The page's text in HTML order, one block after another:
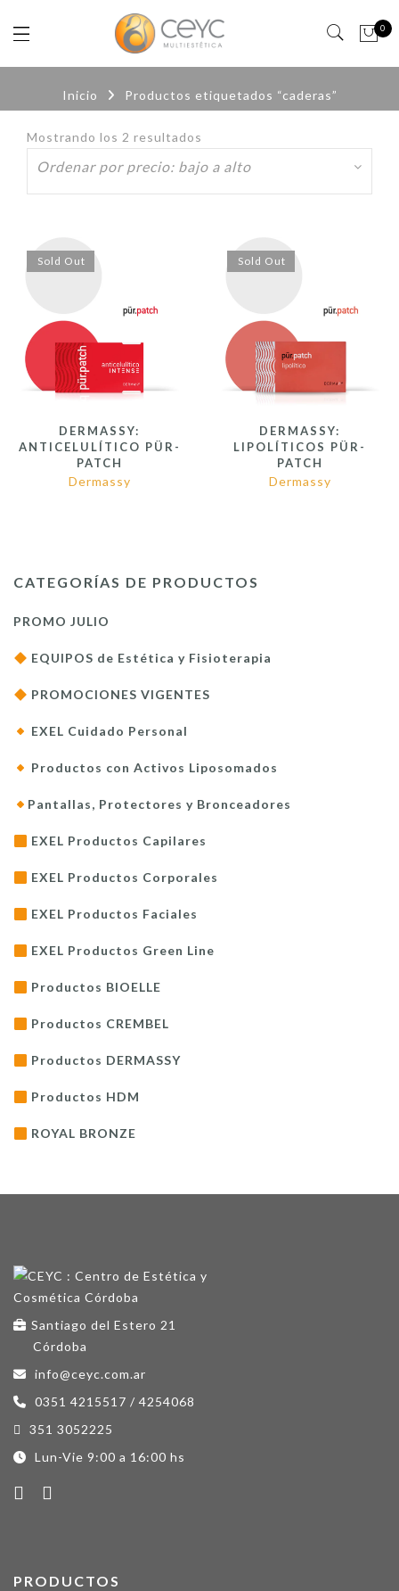
0
Inicio Productos etiquetados “caderas”
Mostrando los 2 resultados
Ordenado
por
precio:
Sold Out
DERMASSY:
ANTICELULÍTICO PÜR-
PATCH
Dermassy
Sold Out
DERMASSY:
LIPOLÍTICOS PÜR-
PATCH
Dermassy
CATEGORÍAS DE PRODUCTOS
PROMO JULIO
EQUIPOS de Estética y Fisioterapia
PROMOCIONES VIGENTES
EXEL Cuidado Personal
Productos con Activos Liposomados
Pantallas, Protectores y Bronceadores
EXEL Productos Capilares
EXEL Productos Corporales
EXEL Productos Faciales
EXEL Productos Green Line
Productos BIOELLE
Productos CREMBEL
Productos DERMASSY
Productos HDM
ROYAL BRONZE
Santiago del Estero 21
Córdoba
info@ceyc.com.ar
0351 4215517 / 4254068
351 3052225
Lun-Vie 9:00 a 16:00 hs
PRODUCTOS